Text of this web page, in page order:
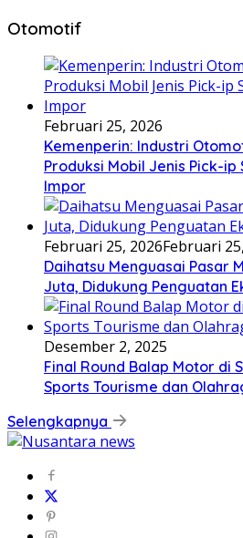
Otomotif
Februari 25, 2026
Kemenperin: Industri
Produksi Mobil Jenis Pick-ip
Impor
Februari 25, 2026Februari
Daihatsu Menguasai Pasar
Juta, Didukung Penguatan
Desember 2, 2025
Final Round Balap Motor di
Sports Tourisme dan
Selengkapnya